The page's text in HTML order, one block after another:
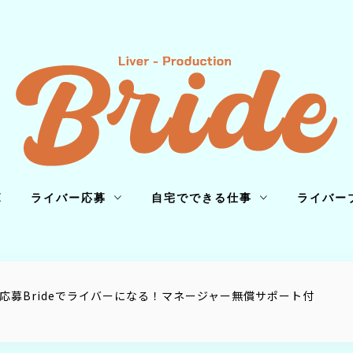
ライバー応募 自宅でできる仕事 ライバー
募Brideでライバーになる！マネージャー無償サポート付